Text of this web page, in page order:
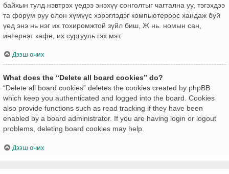
байхын тулд нэвтрэх үедээ энэхүү сонголтыг чагтална уу, тэгэхдээ
та форум руу олон хүмүүс хэрэглэдэг компьютероос хандаж буй
үед энэ нь нэг их тохиромжтой зүйл биш, Ж нь. номын сан,
интернэт кафе, их сургууль гэх мэт.
Дээш очих
What does the “Delete all board cookies” do?
“Delete all board cookies” deletes the cookies created by phpBB
which keep you authenticated and logged into the board. Cookies
also provide functions such as read tracking if they have been
enabled by a board administrator. If you are having login or logout
problems, deleting board cookies may help.
Дээш очих